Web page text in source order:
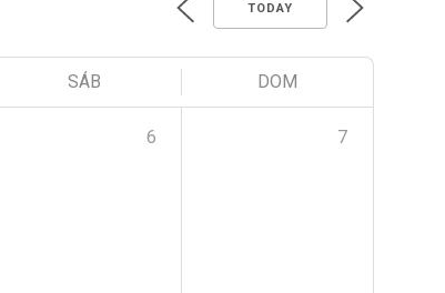
TODAY
SÁB DOM
6 7